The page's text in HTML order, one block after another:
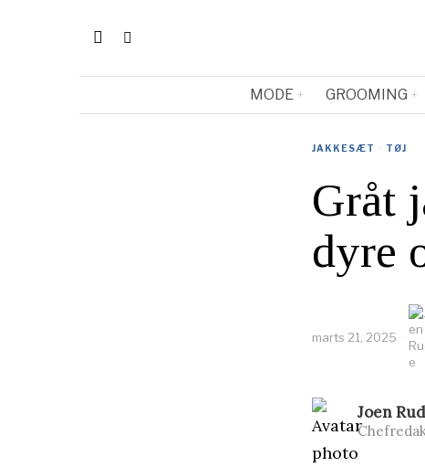
MODE GROOMING
JAKKESÆT · TØJ
Gråt
dyre
marts 21, 2025
Joen